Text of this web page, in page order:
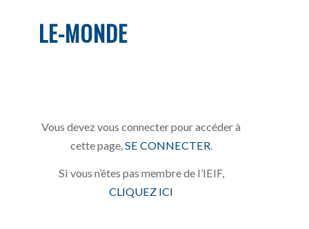
LE-MONDE
Vous devez vous connecter pour accéder à
cette page, SE CONNECTER
Si vous n’êtes pas membre de l’IEIF,
CLIQUEZ ICI